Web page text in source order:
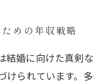
めの年収戦略
結婚に向けた真剣な
けられています。多